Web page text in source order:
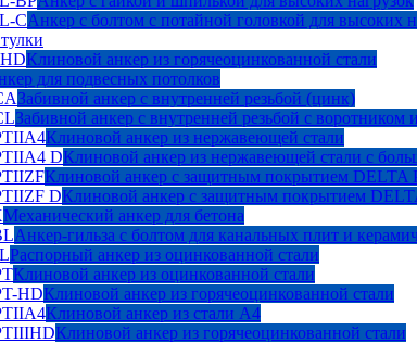
CАнкер с болтом с потайной головкой для высоких
Клиновой анкер из горячеоцинкованной стали
для подвесных потолков
Забивной анкер с внутренней резьбой (цинк)
Забивной анкер с внутренней резьбой с воротником
Клиновой анкер из нержавеющей стали
DКлиновой анкер из нержавеющей стали с
Клиновой анкер с защитным покрытием DELTA
DКлиновой анкер с защитным покрытием
Механический анкер для бетона
Анкер-гильза с болтом для канальных плит и
Распорный анкер из оцинкованной стали
Клиновой анкер из оцинкованной стали
HDКлиновой анкер из горячеоцинкованной стали
Клиновой анкер из стали А4
Клиновой анкер из горячеоцинкованной стали